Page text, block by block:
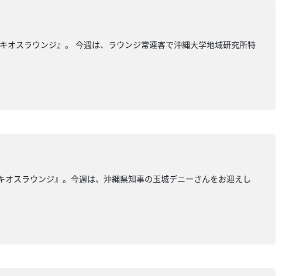
スラウンジ』。 今週は、ラウンジ常連客で沖縄大学地域研究所特
スラウンジ』。今週は、沖縄県知事の玉城デニーさんをお迎えし